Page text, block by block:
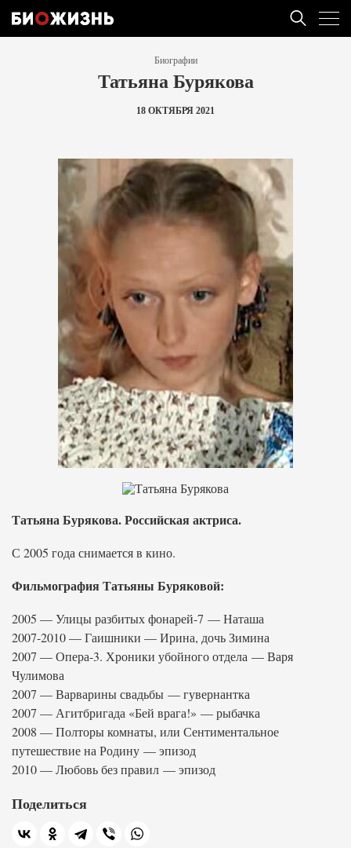
Биографии
Татьяна Бурякова
18 ОКТЯБРЯ 2021
Татьяна Бурякова. Российская актриса.
С 2005 года снимается в кино.
Фильмография Татьяны Буряковой:
2005 — Улицы разбитых фонарей-7 — Наташа
2007-2010 — Гаишники — Ирина, дочь Зимина
2007 — Опера-3. Хроники убойного отдела — Варя
Чулимова
2007 — Варварины свадьбы — гувернантка
2007 — Агитбригада «Бей врага!» — рыбачка
2008 — Полторы комнаты, или Сентиментальное
путешествие на Родину — эпизод
2010 — Любовь без правил — эпизод
Поделиться